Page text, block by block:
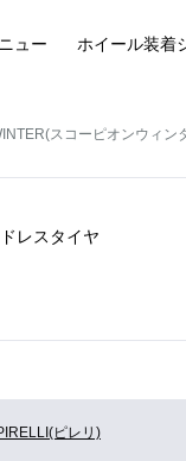
ュー ホイール装着
スコーピオンウィン
レスタイヤ
ピレリ)